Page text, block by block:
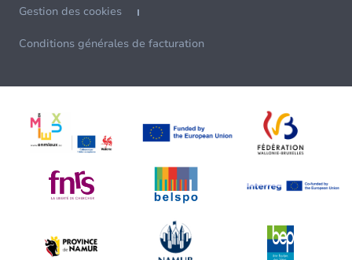
Gestion des cookies
Conditions générales de facturation